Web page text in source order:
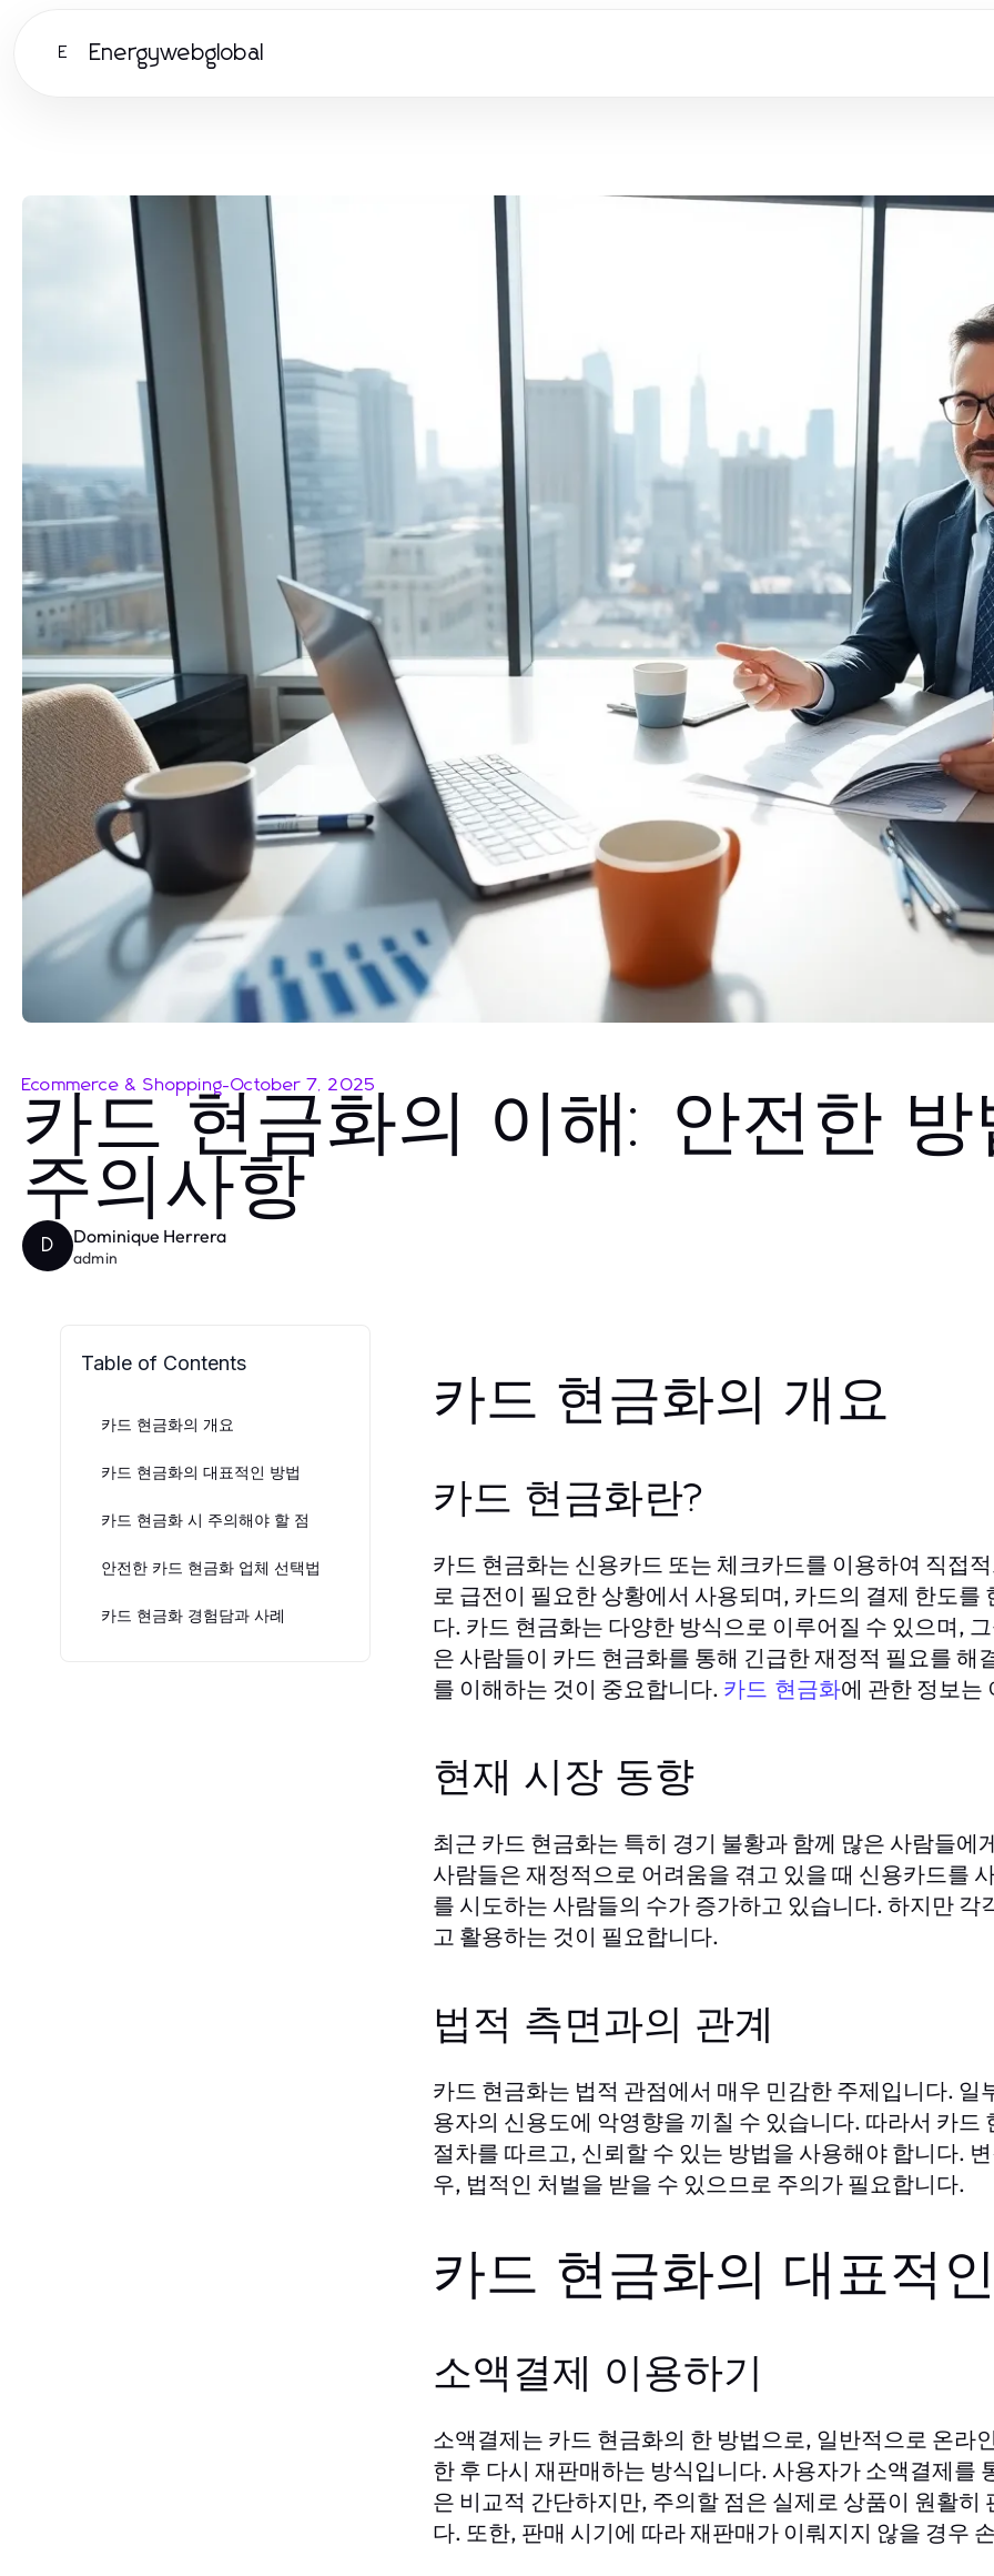
E Energywebglobal
Ecommerce & Shopping-October 7, 2025
카드 현금화의 이해: 안전한 방
주의사항
D Dominique Herrera
admin
Table of Contents
카드 현금화의 개요
카드 현금화의 대표적인 방법
카드 현금화 시 주의해야 할 점
안전한 카드 현금화 업체 선택법
카드 현금화 경험담과 사례
카드 현금화의 개요
카드 현금화란?
카드 현금화는 신용카드 또는 체크카드를 이용하여 직접
로 급전이 필요한 상황에서 사용되며, 카드의 결제 한도
다. 카드 현금화는 다양한 방식으로 이루어질 수 있으며,
은 사람들이 카드 현금화를 통해 긴급한 재정적 필요를
를 이해하는 것이 중요합니다. 카드 현금화에 관한 정보는
현재 시장 동향
최근 카드 현금화는 특히 경기 불황과 함께 많은 사람들에
사람들은 재정적으로 어려움을 겪고 있을 때 신용카드를
를 시도하는 사람들의 수가 증가하고 있습니다. 하지만
고 활용하는 것이 필요합니다.
법적 측면과의 관계
카드 현금화는 법적 관점에서 매우 민감한 주제입니다.
용자의 신용도에 악영향을 끼칠 수 있습니다. 따라서 카
절차를 따르고, 신뢰할 수 있는 방법을 사용해야 합니다.
우, 법적인 처벌을 받을 수 있으므로 주의가 필요합니다.
카드 현금화의 대표적
소액결제 이용하기
소액결제는 카드 현금화의 한 방법으로, 일반적으로 온라
한 후 다시 재판매하는 방식입니다. 사용자가 소액결제를
은 비교적 간단하지만, 주의할 점은 실제로 상품이 원활
다. 또한, 판매 시기에 따라 재판매가 이뤄지지 않을 경우